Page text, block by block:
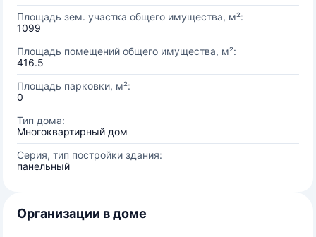
Площадь зем. участка общего имущества, м²:
1099
Площадь помещений общего имущества, м²:
416.5
Площадь парковки, м²:
0
Тип дома:
Многоквартирный дом
Серия, тип постройки здания:
панельный
Организации в доме